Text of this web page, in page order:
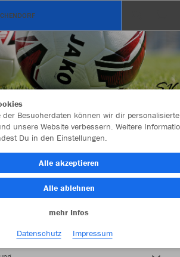
SALCHENDORF
Farbe
der Besucherdaten können wir dir personalisierte
unsere Website verbessern. Weitere
Du in den Einstellungen.
Alle akzeptieren
Alle ablehnen
mehr Infos
Datenschutz
Impressum